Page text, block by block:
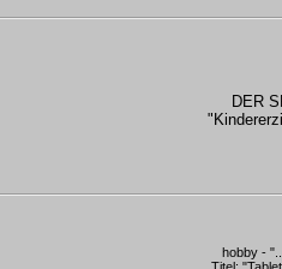
DER
hobby -